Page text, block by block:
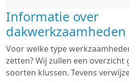
Informatie over
dakwerkzaamheden
Voor welke type
zetten? Wij zullen een overzicht
soorten klussen. Tevens